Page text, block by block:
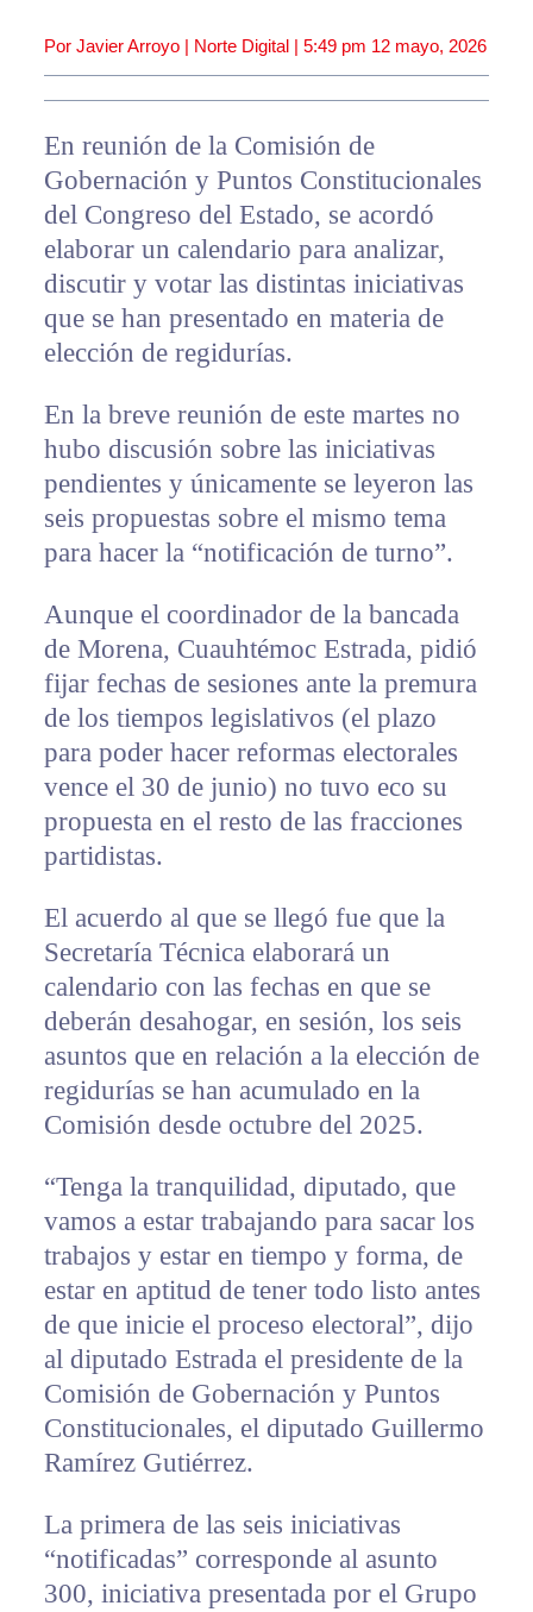
Por Javier Arroyo | Norte Digital | 5:49 pm 12 mayo, 2026
En reunión de la Comisión de
Gobernación y Puntos Constitucionales
del Congreso del Estado, se acordó
elaborar un calendario para analizar,
discutir y votar las distintas iniciativas
que se han presentado en materia de
elección de regidurías.
En la breve reunión de este martes no
hubo discusión sobre las iniciativas
pendientes y únicamente se leyeron las
seis propuestas sobre el mismo tema
para hacer la “notificación de turno”.
Aunque el coordinador de la bancada
de Morena, Cuauhtémoc Estrada, pidió
fijar fechas de sesiones ante la premura
de los tiempos legislativos (el plazo
para poder hacer reformas electorales
vence el 30 de junio) no tuvo eco su
propuesta en el resto de las fracciones
partidistas.
El acuerdo al que se llegó fue que la
Secretaría Técnica elaborará un
calendario con las fechas en que se
deberán desahogar, en sesión, los seis
asuntos que en relación a la elección de
regidurías se han acumulado en la
Comisión desde octubre del 2025.
“Tenga la tranquilidad, diputado, que
vamos a estar trabajando para sacar los
trabajos y estar en tiempo y forma, de
estar en aptitud de tener todo listo antes
de que inicie el proceso electoral”, dijo
al diputado Estrada el presidente de la
Comisión de Gobernación y Puntos
Constitucionales, el diputado Guillermo
Ramírez Gutiérrez.
La primera de las seis iniciativas
“notificadas” corresponde al asunto
300, iniciativa presentada por el Grupo